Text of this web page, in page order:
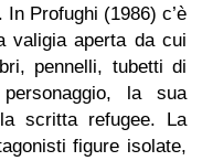
Profughi (1986) c’è
valigia aperta da cui
pennelli, tubetti di
la sua
scritta refugee. La
figure isolate,